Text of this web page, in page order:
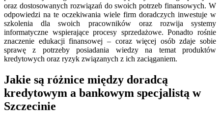
oraz dostosowanych rozwiązań do swoich potrzeb finansowych. W
odpowiedzi na te oczekiwania wiele firm doradczych inwestuje w
szkolenia dla swoich pracowników oraz rozwija systemy
informatyczne wspierające procesy sprzedażowe. Ponadto rośnie
znaczenie edukacji finansowej – coraz więcej osób zdaje sobie
sprawę z potrzeby posiadania wiedzy na temat produktów
kredytowych oraz ryzyk związanych z ich zaciąganiem.
Jakie są różnice między doradcą
kredytowym a bankowym specjalistą w
Szczecinie